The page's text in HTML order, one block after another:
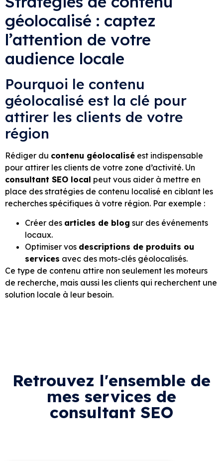
géolocalisé : captez
l’attention de votre
audience locale
Pourquoi le contenu
géolocalisé est la clé pour
attirer les clients de votre
région
Rédiger du contenu géolocalisé est indispensable
pour attirer les clients de votre zone d’activité. Un
consultant SEO local peut vous aider à mettre en
place des stratégies de contenu localisé en ciblant les
recherches spécifiques à votre région. Par exemple :
Créer des articles de blog sur des événements
locaux.
Optimiser vos descriptions de produits ou
services avec des mots-clés géolocalisés.
Ce type de contenu attire non seulement les moteurs
de recherche, mais aussi les clients qui recherchent une
solution locale à leur besoin.
Retrouvez l'ensemble de
mes services de
consultant SEO